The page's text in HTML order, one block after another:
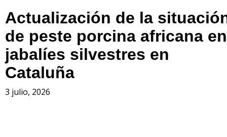
Actualización de la
de peste porcina africana en
jabalíes silvestres en
Cataluña
3 julio, 2026